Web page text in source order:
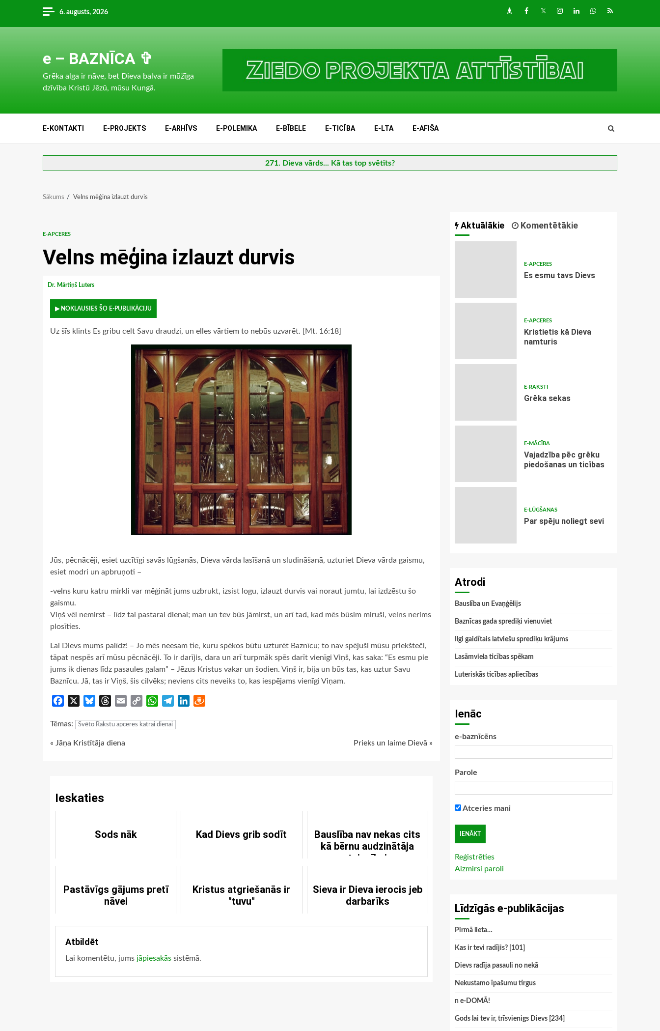
content
6. augusts, 2026 DraugiemFacebook
TwitterInstagram
LinkedInwhatsapp
RSS
e – BAZNĪCA ✞
Grēka alga ir nāve, bet Dieva balva ir mūžīga
dzīvība Kristū Jēzū, mūsu Kungā.
E-KONTAKTI E-PROJEKTS E-ARHĪVS E-POLEMIKA E-BĪBELE E-TICĪBA E-LTA E-AFIŠA
271. Dieva vārds... Kā tas top svētīts?
Sākums Velns mēģina izlauzt durvis
E-APCERES
Velns mēģina izlauzt durvis
Dr. Mārtiņš Luters
▶ NOKLAUSIES ŠO E-PUBLIKĀCIJU
Uz šīs klints Es gribu celt Savu draudzi, un elles vārtiem to nebūs uzvarēt. [Mt. 16:18]
Jūs, pēcnācēji, esiet uzcītīgi savās lūgšanās, Dieva vārda lasīšanā un sludināšanā, uzturiet Dieva vārda gaismu,
esiet modri un apbruņoti –
-velns kuru katru mirkli var mēģināt jums uzbrukt, izsist logu, izlauzt durvis vai noraut jumtu, lai izdzēstu šo
gaismu.
Viņš vēl nemirst – līdz tai pastarai dienai; man un tev būs jāmirst, un arī tad, kad mēs būsim miruši, velns nerims
plosīties.
Lai Dievs mums palīdz! – Jo mēs neesam tie, kuru spēkos būtu uzturēt Baznīcu; to nav spējuši mūsu priekšteči,
tāpat nespēs arī mūsu pēcnācēji. To ir darījis, dara un arī turpmāk spēs darīt vienīgi Viņš, kas saka: “Es esmu pie
jums ik dienas līdz pasaules galam” – Jēzus Kristus vakar un šodien. Viņš ir, bija un būs tas, kas uztur Savu
Baznīcu. Jā, tas ir Viņš, šis cilvēks; neviens cits neveiks to, kas iespējams vienīgi Viņam.
Facebook BlueskyThreads
Email
Copy
WhatsApp
TelegramLinkedIn
Tēmas: Svēto Rakstu apceres katrai dienai
Continue
« Jāņa Kristītāja diena Prieks un laime Dievā »
Ieskaties
Sods nāk Kad Dievs grib sodīt
Bauslība nav nekas cits
kā bērnu audzinātāja
taisnībai
Pastāvīgs gājums pretī
nāvei
Kristus atgriešanās ir
"tuvu"
Sieva ir Dieva ierocis jeb
darbarīks
Atbildēt
Lai komentētu, jums jāpiesakās sistēmā.
Aktuālākie Komentētākie
E-APCERES
Es esmu tavs Dievs
E-APCERES
Kristietis kā Dieva
namturis
E-RAKSTI
Grēka sekas
E-MĀCĪBA
Vajadzība pēc grēku
piedošanas un ticības
E-LŪGŠANAS
Par spēju noliegt sevi
Atrodi
Bauslība un Evaņģēlijs
Baznīcas gada sprediķi vienuviet
Ilgi gaidītais latviešu sprediķu krājums
Lasāmviela ticības spēkam
Luteriskās ticības apliecības
Ienāc
e-baznīcēns
Parole
Atceries mani
Reģistrēties
Aizmirsi paroli
Līdzīgās e-publikācijas
Pirmā lieta…
Kas ir tevi radījis? [101]
Dievs radīja pasauli no nekā
Nekustamo īpašumu tirgus
n e-DOMĀ!
Gods lai tev ir, trīsvienigs Dievs [234]